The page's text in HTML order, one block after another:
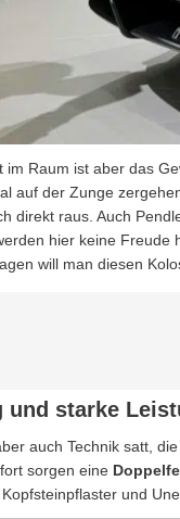
im Raum ist aber das
auf der Zunge
direkt raus. Auch
hier keine
will man diesen
und starke
auch Technik satt,
sorgen eine
Kopfsteinpflaster und